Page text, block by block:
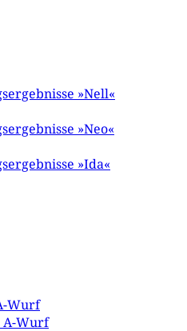
»Nell«
»Neo«
»Ida«
Wurf
A-Wurf